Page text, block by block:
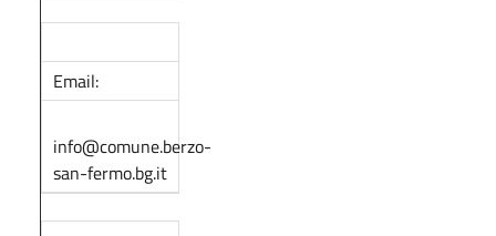
Email:
info@comune.berzo-
san-fermo.bg.it